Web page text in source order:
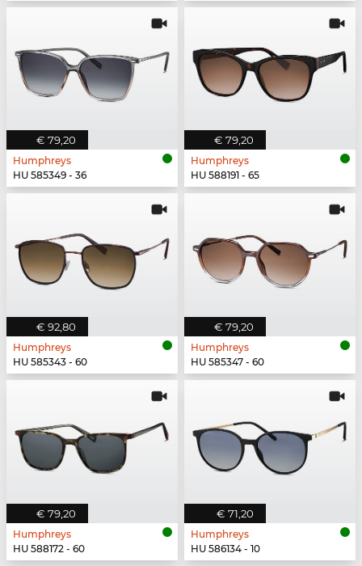
€ 79,20
Humphreys
HU 585349 - 36
€ 79,20
Humphreys
HU 588191 - 65
€ 92,80
Humphreys
HU 585343 - 60
€ 79,20
Humphreys
HU 585347 - 60
€ 79,20
Humphreys
HU 588172 - 60
€ 71,20
Humphreys
HU 586134 - 10